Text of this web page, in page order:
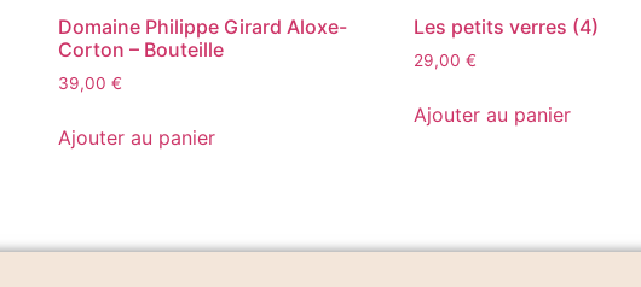
Domaine Philippe Girard Aloxe-
Corton – Bouteille
39,00 €
Ajouter au panier
Les petits verres (4)
29,00€
Ajouter au panier